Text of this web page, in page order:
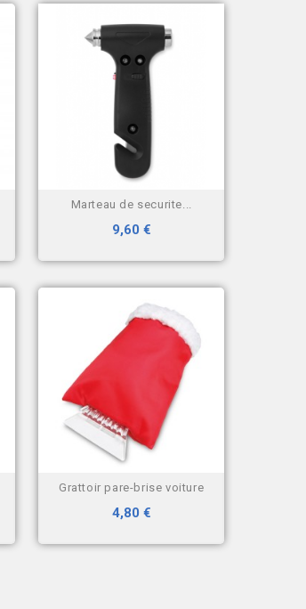
marteau de securite...
9,60 €
grattoir pare-brise voiture
4,80 €